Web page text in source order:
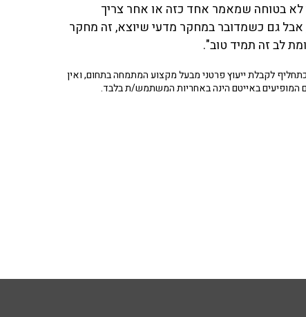
לא בטוחה שמאמר אחד כזה או אחר צריך
אבל גם כשמדובר במחקר מדעי שיוצא, זה מחקר
לב זה תמיד טוב".
לקבלת ייעוץ פרטני מבעל מקצוע המתמחה בתחום, ואין
המופיעים באייטם הינה באחריות המשתמש/ת בלבד.